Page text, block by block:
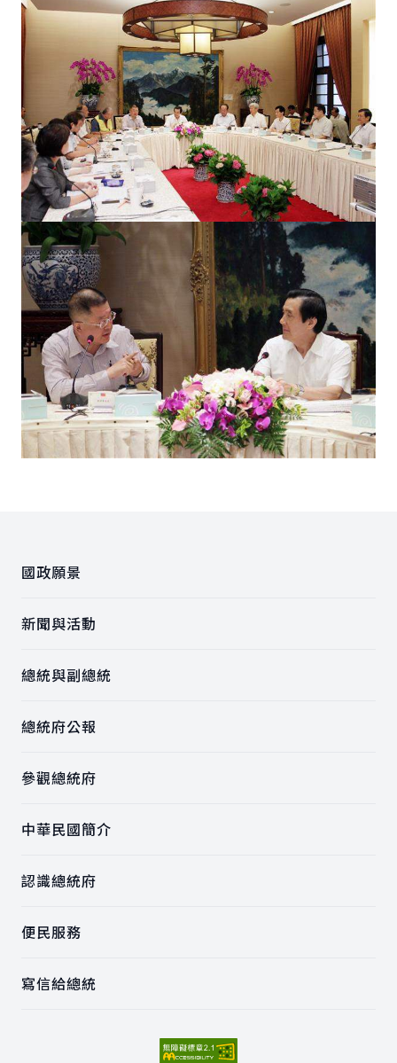
國政願景
新聞與活動
總統與副總統
總統府公報
參觀總統府
中華民國簡介
認識總統府
便民服務
寫信給總統